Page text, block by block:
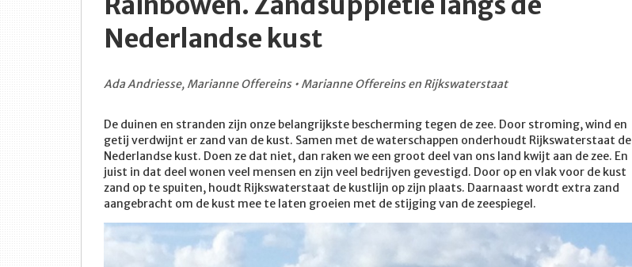
Nederlandse kust
Ada Andriesse, Marianne Offereins • Marianne Offereins en Rijkswaterstaat
De duinen en stranden zijn onze belangrijkste bescherming tegen de zee. Door stroming, wind en
getij verdwijnt er zand van de kust. Samen met de waterschappen onderhoudt Rijkswaterstaat de
Nederlandse kust. Doen ze dat niet, dan raken we een groot deel van ons land kwijt aan de zee. En
juist in dat deel wonen veel mensen en zijn veel bedrijven gevestigd. Door op en vlak voor de kust
zand op te spuiten, houdt Rijkswaterstaat de kustlijn op zijn plaats. Daarnaast wordt extra zand
aangebracht om de kust mee te laten groeien met de stijging van de zeespiegel.